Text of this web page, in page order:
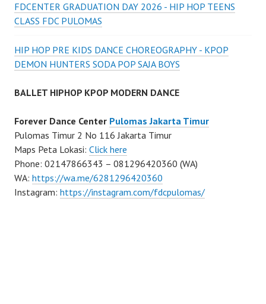
FDCENTER GRADUATION DAY 2026 - HIP HOP TEENS
CLASS FDC PULOMAS
HIP HOP PRE KIDS DANCE CHOREOGRAPHY - KPOP
DEMON HUNTERS SODA POP SAJA BOYS
BALLET HIPHOP KPOP MODERN DANCE
Forever Dance Center Pulomas Jakarta Timur
Pulomas Timur 2 No 116 Jakarta Timur
Maps Peta Lokasi: Click here
Phone: 02147866343 – 081296420360 (WA)
WA: https://wa.me/6281296420360
Instagram: https://instagram.com/fdcpulomas/